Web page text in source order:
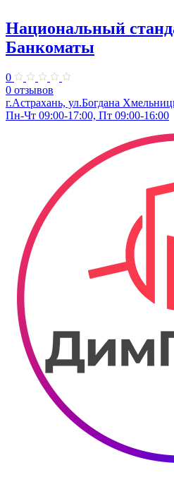
Национальный
Банкоматы
0
0 отзывов
г.Астрахань, ул.Богдана
Пн-Чт 09:00-17:00, Пт 09:00-16:00